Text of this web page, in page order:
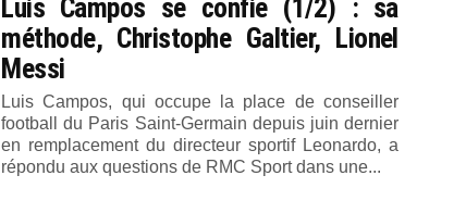
Luis Campos se confie (1/2) : sa
méthode, Christophe Galtier, Lionel
Messi
Luis Campos, qui occupe la place de conseiller
football du Paris Saint-Germain depuis juin dernier
en remplacement du directeur sportif Leonardo, a
répondu aux questions de RMC Sport dans une...